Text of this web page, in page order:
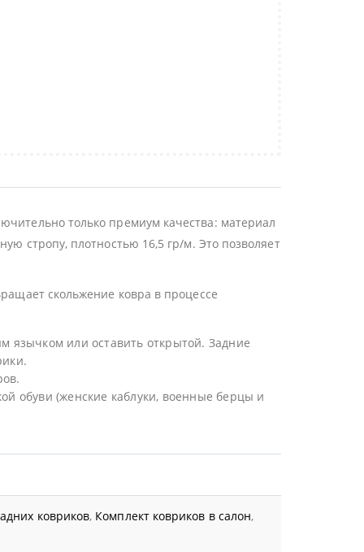
только премиум качества: материал
стропу, плотностью 16,5 гр/м. Это позволяет
скольжение ковра в процессе
язычком или оставить открытой. Задние
обуви (женские каблуки, военные берцы и
ковриков, Комплект ковриков в салон,